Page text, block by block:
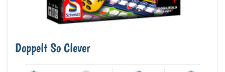
Doppelt So Clever